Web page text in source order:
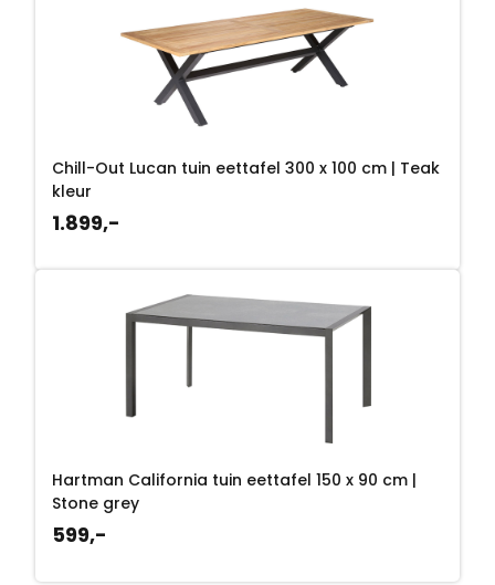
Chill-Out Lucan tuin eettafel 300 x 100 cm | Teak
kleur
1.899,-
Hartman California tuin eettafel 150 x 90 cm |
Stone grey
599,-